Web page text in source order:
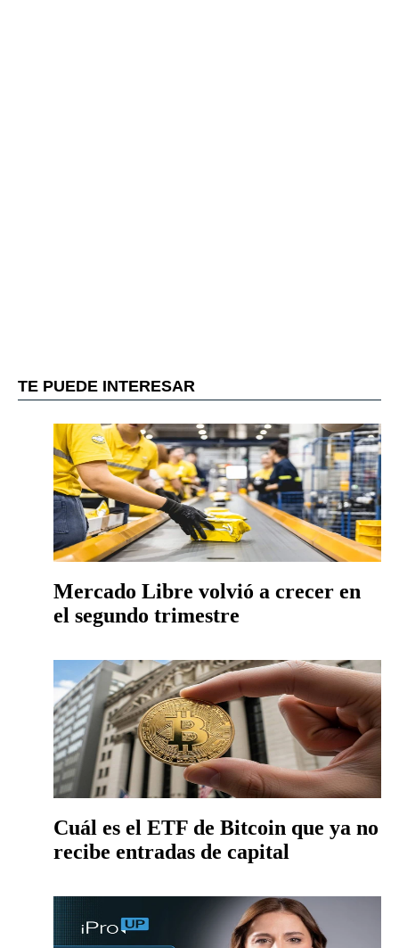
TE PUEDE INTERESAR
Mercado Libre volvió a crecer en
el segundo trimestre
Cuál es el ETF de Bitcoin que ya no
recibe entradas de capital